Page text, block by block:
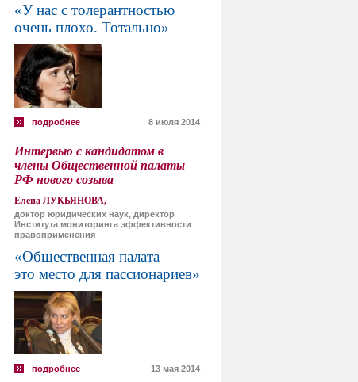
«У нас с толерантностью
очень плохо. Тотально»
подробнее 8 июля 2014
Интервью с кандидатом в
члены Общественной палаты
РФ нового созыва
Елена ЛУКЬЯНОВА,
доктор юридических наук, директор
Института мониторинга эффективности
правоприменения
«Общественная палата —
это место для пассионариев»
подробнее 13 мая 2014